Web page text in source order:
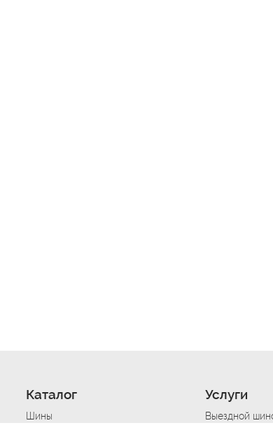
Каталог
Шины
Услуги
Выездной